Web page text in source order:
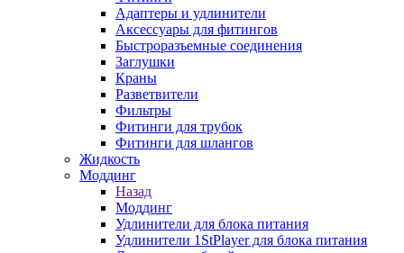
Адаптеры и удлинители
Аксессуары для фитингов
Быстроразъемные соединения
Заглушки
Краны
Разветвители
Фильтры
Фитинги для трубок
Фитинги для шлангов
Жидкость
Моддинг
Назад
Моддинг
Удлинители для блока питания
Удлинители 1StPlayer для блока питания